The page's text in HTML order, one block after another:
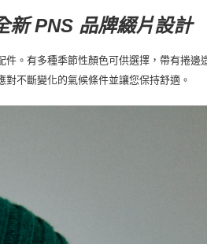
新 PNS 品牌綴片設計
。有多種季節性顏色可供選擇，帶有捲邊
不斷變化的氣候條件並讓您保持舒適。